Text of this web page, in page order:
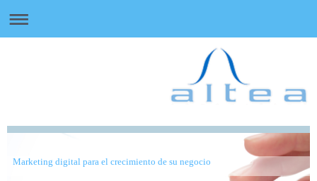
Marketing digital para el crecimiento de su negocio